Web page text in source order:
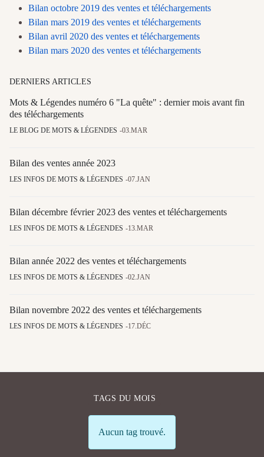
Bilan octobre 2019 des ventes et téléchargements
Bilan mars 2019 des ventes et téléchargements
Bilan avril 2020 des ventes et téléchargements
Bilan mars 2020 des ventes et téléchargements
DERNIERS ARTICLES
Mots & Légendes numéro 6 "La quête" : dernier mois avant fin
des téléchargements
LE BLOG DE MOTS & LÉGENDES 03.MAR
Bilan des ventes année 2023
LES INFOS DE MOTS & LÉGENDES 07.JAN
Bilan décembre février 2023 des ventes et téléchargements
LES INFOS DE MOTS & LÉGENDES 13.MAR
Bilan année 2022 des ventes et téléchargements
LES INFOS DE MOTS & LÉGENDES 02.JAN
Bilan novembre 2022 des ventes et téléchargements
LES INFOS DE MOTS & LÉGENDES 17.DÉC
TAGS DU MOIS
Info
Aucun tag trouvé.